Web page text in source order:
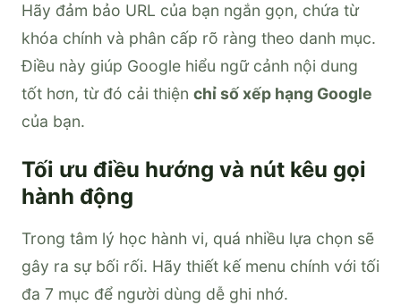
Hãy đảm bảo URL của bạn ngắn gọn, chứa từ
khóa chính và phân cấp rõ ràng theo danh mục.
Điều này giúp Google hiểu ngữ cảnh nội dung
tốt hơn, từ đó cải thiện chỉ số xếp hạng Google
của bạn.
Tối ưu điều hướng và nút kêu gọi
hành động
Trong tâm lý học hành vi, quá nhiều lựa chọn sẽ
gây ra sự bối rối. Hãy thiết kế menu chính với tối
đa 7 mục để người dùng dễ ghi nhớ.